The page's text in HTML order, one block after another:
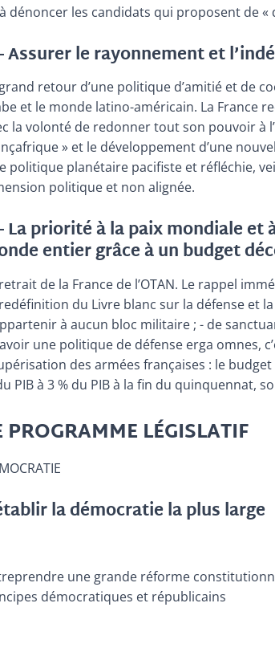
à dénoncer les candidats qui proposent de
Assurer le rayonnement et
retour d’une politique d’amitié et de
et le monde latino-américain. La France
la volonté de redonner tout son pouvoir à
» et le développement d’une
politique planétaire pacifiste et réfléchie,
politique et non alignée.
La priorité à la paix mondiale et
entier grâce à un budget
de la France de l’OTAN. Le rappel
du Livre blanc sur la défense et
à aucun bloc militaire ; - de
une politique de défense erga omnes,
des armées françaises : le
PIB à 3 % du PIB à la fin du quinquennat,
PROGRAMME LÉGISLATIF
la démocratie la plus large
une grande réforme
démocratiques et républicains